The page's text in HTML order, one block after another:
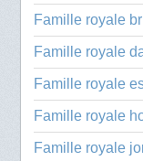
Famille royale
Famille royale
Famille royale
Famille royale
Famille royale